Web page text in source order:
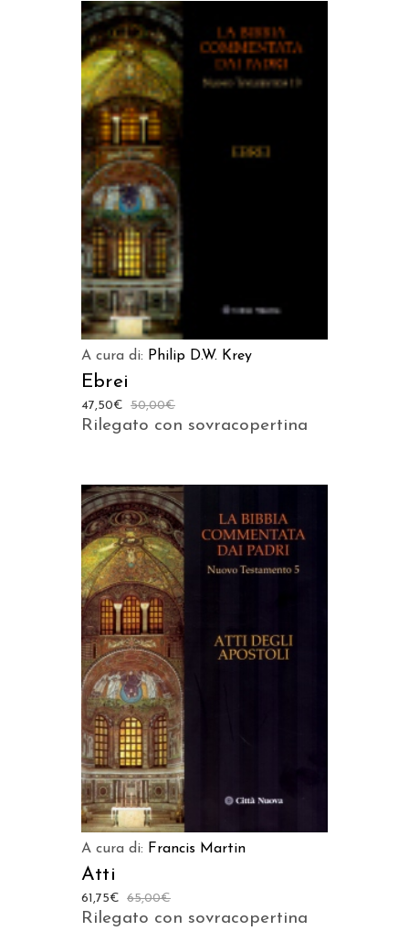
AGGIUNGI AL CARRELLO
A cura di: Philip D.W. Krey
Ebrei
50,00€
47,50€
Rilegato con sovracopertina
AGGIUNGI AL CARRELLO
A cura di: Francis Martin
Atti
65,00€
61,75€
Rilegato con sovracopertina